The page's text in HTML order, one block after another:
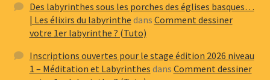
Des labyrinthes sous les porches des églises basques…
| Les élixirs du labyrinthe dans Comment dessiner
votre 1er labyrinthe ? (Tuto)
Inscriptions ouvertes pour le stage édition 2026 niveau
1 – Méditation et Labyrinthes dans Comment dessiner